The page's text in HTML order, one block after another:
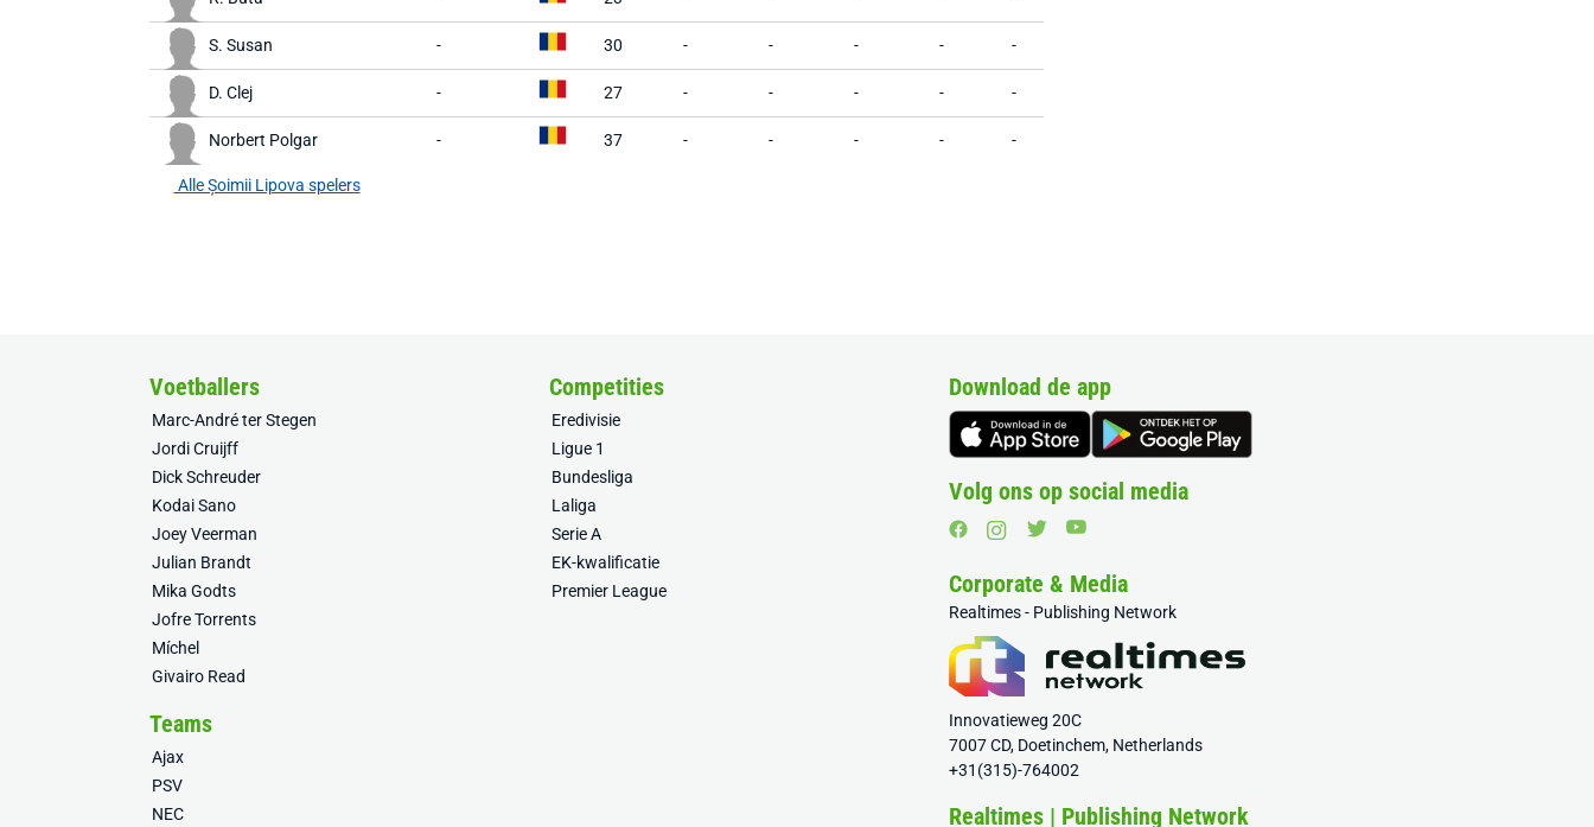
S. Susan - 30 - - - - -
D. Clej - 27 - - - - -
Norbert Polgar - 37 - - - - -
Alle Șoimii Lipova spelers
Voetballers
Marc-André ter Stegen
Jordi Cruijff
Dick Schreuder
Kodai Sano
Joey Veerman
Julian Brandt
Mika Godts
Jofre Torrents
Míchel
Givairo Read
Competities
Eredivisie
Ligue 1
Bundesliga
Laliga
Serie A
EK-kwalificatie
Premier League
Teams
Ajax
PSV
NEC
Download de app
Volg ons op social media
Corporate & Media
Realtimes - Publishing Network
Innovatieweg 20C
7007 CD, Doetinchem, Netherlands
+31(315)-764002
Realtimes | Publishing Network